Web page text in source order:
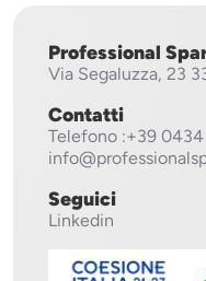
Professional
Via Segaluzza, 23
Contatti
Telefono :+39
Seguici
Linkedin